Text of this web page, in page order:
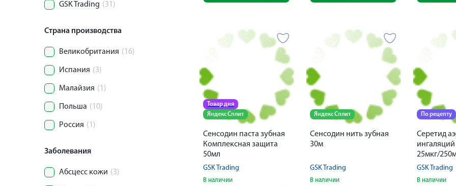
GSK Trading (31)
Страна производства
Великобритания (16)
Испания (3)
Малайзия (1)
Польша (10)
Россия (1)
Заболевания
Абсцесс кожи (3)
Товар дня
Яндекс Сплит
Сенсодин паста зубная
Комплексная защита
50мл
GSK Trading
В наличии
Яндекс Сплит
Сенсодин нить зубная
30м
GSK Trading
В наличии
По рецепту
Серетид
ингаляций
25мкг/
GSK Trading
В наличии